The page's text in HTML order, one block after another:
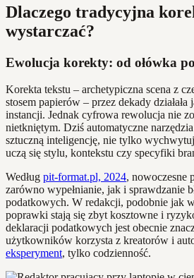
Dlaczego tradycyjna
wystarczać?
Ewolucja korekty: od ołówka
Korekta tekstu – archetypiczna scena z
stosem papierów – przez dekady działała
instancji. Jednak cyfrowa rewolucja nie
nietkniętym. Dziś automatyczne
sztuczną inteligencję, nie tylko
uczą się stylu, kontekstu czy specyfiki
Według pit-format.pl, 2024, nowoczesne
zarówno wypełnianie, jak i sprawdzanie
podatkowych. W redakcji, podobnie jak
poprawki stają się zbyt kosztowne i
deklaracji podatkowych jest obecnie
użytkowników korzysta z kreatorów i
eksperyment, tylko codzienność.